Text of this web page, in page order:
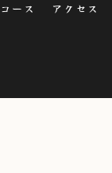
コース アクセス